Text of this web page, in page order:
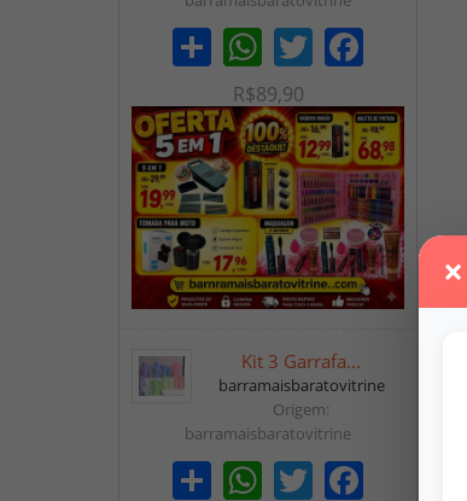
×
Share WhatsAppTwitter Facebook
R$89,90
Kit 3 Garrafa...
barramaisbaratovitrine
Origem:
barramaisbaratovitrine
Share WhatsAppTwitter Facebook